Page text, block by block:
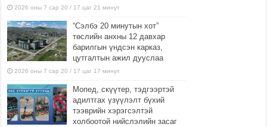
2026 оны 7 сар 20 / 17 цаг 21 минут
“Сэлбэ 20 минутын хот”
төслийн анхны 12 давхар
барилгын үндсэн карказ,
цутгалтын ажил дууслаа
2026 оны 7 сар 20 / 17 цаг 17 минут
Мопед, скүүтер, тэдгээртэй
адилтгах үзүүлэлт бүхий
тээврийн хэрэгсэлтэй
холбоотой нийслэлийн засаг